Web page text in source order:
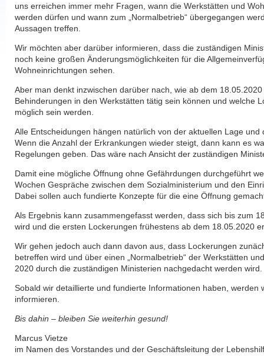
uns erreichen immer mehr Fragen, wann die Werkstätten und
werden dürfen und wann zum „Normalbetrieb“ übergegangen
Aussagen treffen.
Wir möchten aber darüber informieren, dass die zuständigen
noch keine großen Änderungsmöglichkeiten für die
Wohneinrichtungen sehen.
Aber man denkt inzwischen darüber nach, wie ab dem
Behinderungen in den Werkstätten tätig sein können und welche
möglich sein werden.
Alle Entscheidungen hängen natürlich von der aktuellen Lage
Wenn die Anzahl der Erkrankungen wieder steigt, dann kann es
Regelungen geben. Das wäre nach Ansicht der zuständigen
Damit eine mögliche Öffnung ohne Gefährdungen durchgeführt
Wochen Gespräche zwischen dem Sozialministerium und den
Dabei sollen auch fundierte Konzepte für die eine Öffnung
Als Ergebnis kann zusammengefasst werden, dass sich bis zum
wird und die ersten Lockerungen frühestens ab dem 18.05.2020
Wir gehen jedoch auch dann davon aus, dass Lockerungen
betreffen wird und über einen „Normalbetrieb“ der Werkstätten
2020 durch die zuständigen Ministerien nachgedacht werden wird.
Sobald wir detaillierte und fundierte Informationen haben, werden
informieren.
Bis dahin – bleiben Sie weiterhin gesund!
Marcus Vietze
im Namen des Vorstandes und der Geschäftsleitung der